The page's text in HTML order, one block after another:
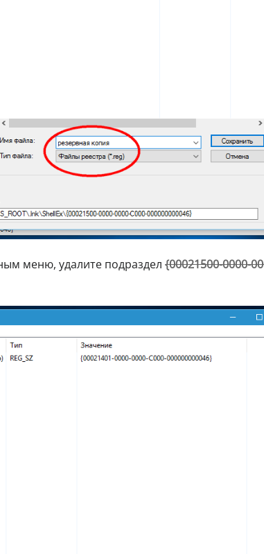
меню, удалите подраздел {00021500-0000-